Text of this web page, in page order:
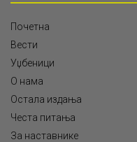
Почетна
Вести
Уџбеници
О нама
Остала издања
Честа питања
За наставнике